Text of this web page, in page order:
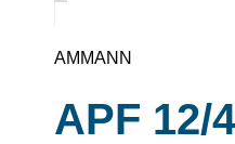
AMMANN
APF 12/